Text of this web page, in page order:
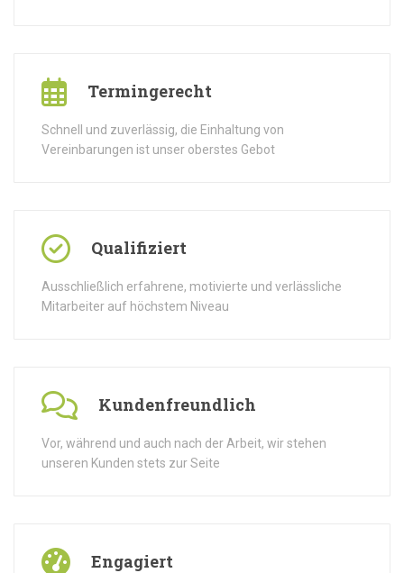
Termingerecht
Schnell und zuverlässig, die Einhaltung von
Vereinbarungen ist unser oberstes Gebot
Qualifiziert
Ausschließlich erfahrene, motivierte und verlässliche
Mitarbeiter auf höchstem Niveau
Kundenfreundlich
Vor, während und auch nach der Arbeit, wir stehen
unseren Kunden stets zur Seite
Engagiert